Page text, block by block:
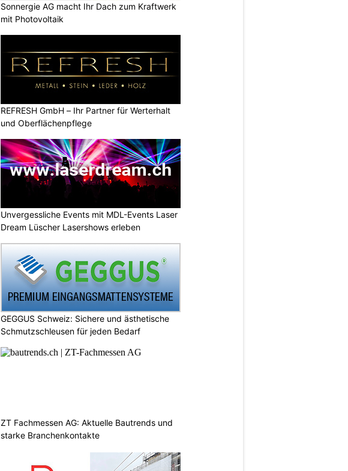
Sonnergie AG macht Ihr Dach zum Kraftwerk
mit Photovoltaik
REFRESH GmbH – Ihr Partner für Werterhalt
und Oberflächenpflege
Unvergessliche Events mit MDL-Events Laser
Dream Lüscher Lasershows erleben
GEGGUS Schweiz: Sichere und ästhetische
Schmutzschleusen für jeden Bedarf
ZT Fachmessen AG: Aktuelle Bautrends und
starke Branchenkontakte